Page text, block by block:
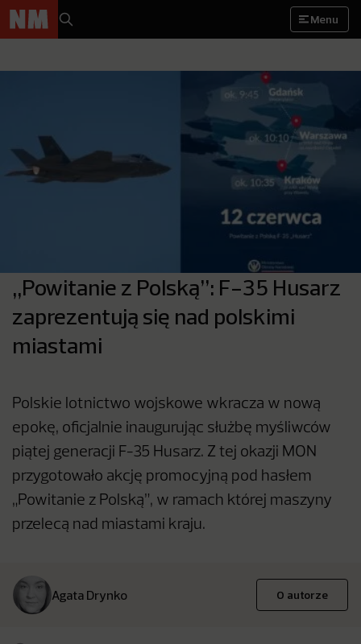
Menu
„Powitanie z Polską”: F-35 Husarz
zaprezentują się nad polskimi
miastami
Polskie lotnictwo wojskowe wkracza w nową
epokę, oficjalnie inaugurując służbę myśliwców
piątej generacji F-35 Husarz. Z tej okazji MON
przygotowało akcję promocyjną pod hasłem
„Powitanie z Polską”, w ramach której maszyny
przelecą nad miastami kraju.
Agata Drynko O autorze